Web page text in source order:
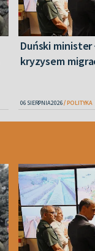
Duński minister
kryzysem
06 SIERPNIA 2026 POLITYKA